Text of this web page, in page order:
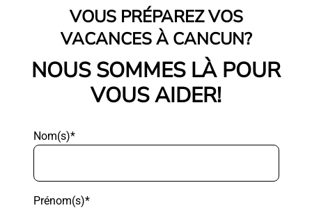
VOUS PRÉPAREZ VOS
VACANCES À CANCUN?
NOUS SOMMES LÀ POUR
VOUS AIDER!
Nom(s)*
Prénom(s)*